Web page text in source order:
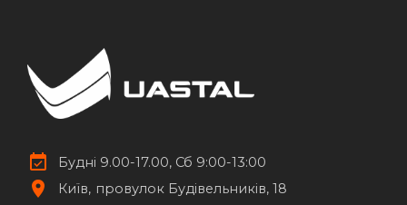
Будні 9.00-17.00, Сб 9:00-13:00
Київ
провулок Будівельників, 18